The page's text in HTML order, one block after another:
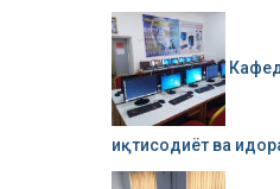
иқтисодиёт ва